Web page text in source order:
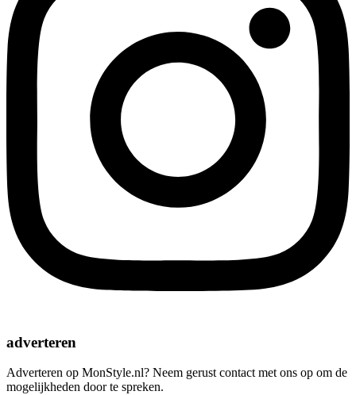
adverteren
Adverteren op MonStyle.nl? Neem gerust contact met ons op om de
mogelijkheden door te spreken.